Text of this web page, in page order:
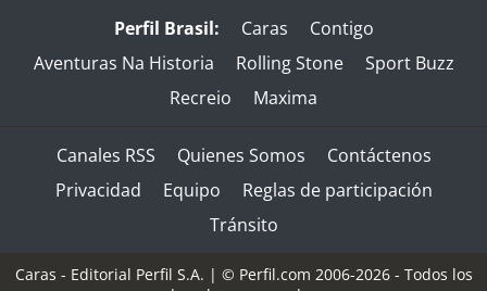
Perfil Brasil: Caras
Contigo
Aventuras Na Historia
Rolling Stone
Sport Buzz
Recreio
Maxima
Canales RSS Quienes Somos
Contáctenos
Privacidad
Equipo
Reglas de participación
Tránsito
Caras - Editorial Perfil S.A. | © Perfil.com 2006-2026 - Todos los